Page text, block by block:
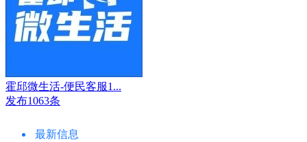
霍邱微生活-便民客服1...
发布1063条
最新信息